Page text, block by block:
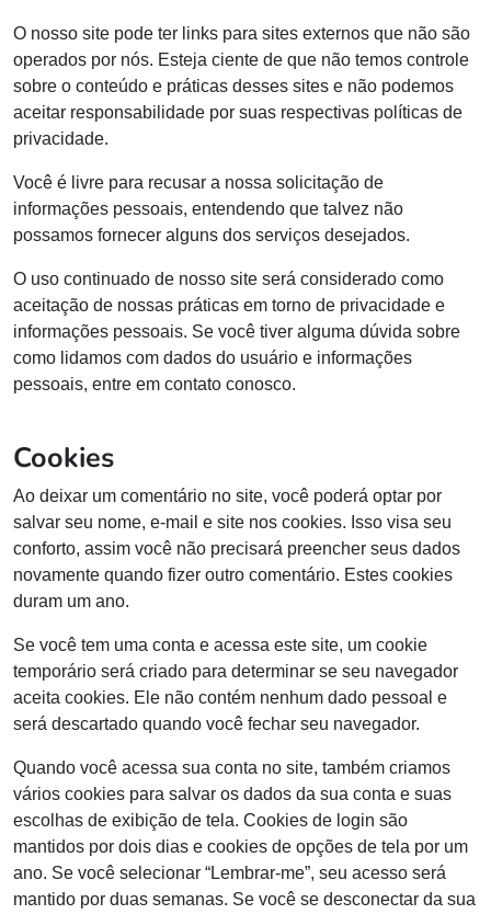
O nosso site pode ter links para sites externos que não são
operados por nós. Esteja ciente de que não temos controle
sobre o conteúdo e práticas desses sites e não podemos
aceitar responsabilidade por suas respectivas políticas de
privacidade.
Você é livre para recusar a nossa solicitação de
informações pessoais, entendendo que talvez não
possamos fornecer alguns dos serviços desejados.
O uso continuado de nosso site será considerado como
aceitação de nossas práticas em torno de privacidade e
informações pessoais. Se você tiver alguma dúvida sobre
como lidamos com dados do usuário e informações
pessoais, entre em contato conosco.
Cookies
Ao deixar um comentário no site, você poderá optar por
salvar seu nome, e-mail e site nos cookies. Isso visa seu
conforto, assim você não precisará preencher seus dados
novamente quando fizer outro comentário. Estes cookies
duram um ano.
Se você tem uma conta e acessa este site, um cookie
temporário será criado para determinar se seu navegador
aceita cookies. Ele não contém nenhum dado pessoal e
será descartado quando você fechar seu navegador.
Quando você acessa sua conta no site, também criamos
vários cookies para salvar os dados da sua conta e suas
escolhas de exibição de tela. Cookies de login são
mantidos por dois dias e cookies de opções de tela por um
ano. Se você selecionar “Lembrar-me”, seu acesso será
mantido por duas semanas. Se você se desconectar da sua